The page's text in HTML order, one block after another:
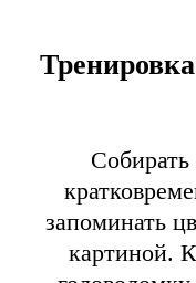
запоминать
картиной.